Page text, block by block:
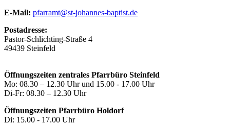
E-Mail: pfarramt@st-johannes-baptist.de
Postadresse:
Pastor-Schlichting-Straße 4
49439 Steinfeld
Öffnungszeiten zentrales Pfarrbüro Steinfeld
Mo: 08.30 – 12.30 Uhr und 15.00 - 17.00 Uhr
Di-Fr: 08.30 – 12.30 Uhr
Öffnungszeiten Pfarrbüro Holdorf
Di: 15.00 - 17.00 Uhr